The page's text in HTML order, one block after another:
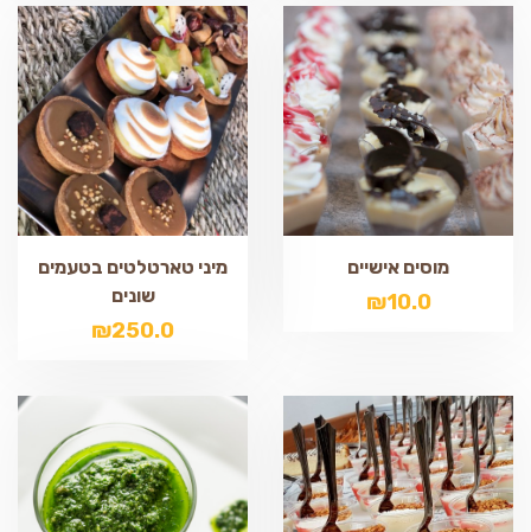
מוסים אישיים
₪10.0
מיני טארטלטים בטעמים
שונים
₪250.0